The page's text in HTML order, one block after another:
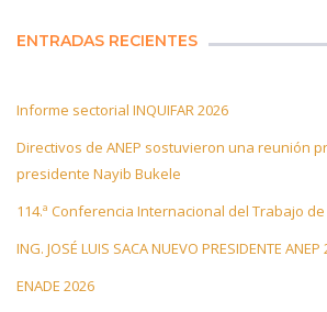
ENTRADAS RECIENTES
Informe sectorial INQUIFAR 2026
Directivos de ANEP sostuvieron una reunión
presidente Nayib Bukele
114.ª Conferencia Internacional del Trabajo de
ING. JOSÉ LUIS SACA NUEVO PRESIDENTE
ENADE 2026